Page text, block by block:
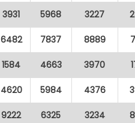
3931 5968 3227
6482 7837 8889
1584 4663 3970
4620 5984 4376
9222 6325 3234